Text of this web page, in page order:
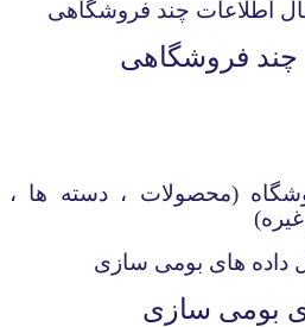
چند فروشگاهی
(محصولات ، دسته ها ،
بومی سازی